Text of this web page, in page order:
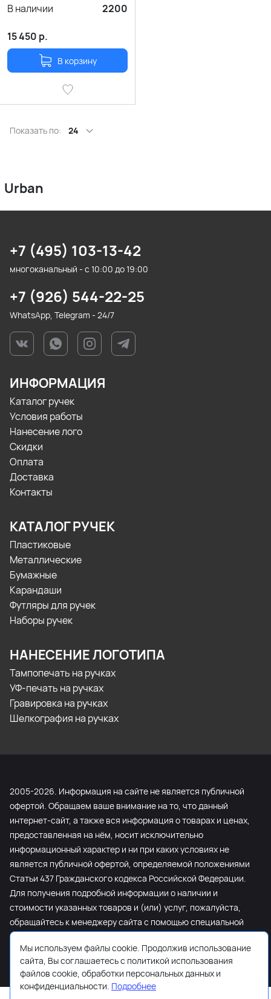
В наличии
2200
15 450 р.
В корзину
Показать по: 24
Urban
+7 (495) 103-13-42
многоканальный - с 10:00 до 19:00
+7 (926) 544-22-25
WhatsApp, Telegram - 24/7
ИНФОРМАЦИЯ
Каталог ручек
Условия работы
Нанесение лого
Скидки
Оплата
Доставка
Контакты
КАТАЛОГ РУЧЕК
Пластиковые
Металлические
Бумажные
Карандаши
Футляры для ручек
Наборы ручек
НАНЕСЕНИЕ ЛОГОТИПА
Тампопечать на ручках
УФ-печать на ручках
Гравировка на ручках
Шелкография на ручках
2005-2026. Информация на сайте не является публичной
офертой. Обращаем ваше внимание на то, что данный
интернет-сайт, а также вся информация о товарах и ценах,
предоставленная на нём, носит исключительно
информационный характер и ни при каких условиях не
является публичной офертой, определяемой положениями
Статьи 437 Гражданского кодекса Российской Федерации.
Для получения подробной информации о наличии и
стоимости указанных товаров и (или) услуг, пожалуйста,
обращайтесь к менеджеру сайта с помощью специальной
формы связи или по телефону +7 (495) 103-13-42.
Мы используем файлы cookie. Продолжив использование
сайта, Вы соглашаетесь с политикой использования
файлов cookie, обработки персональных данных и
конфиденциальности. Подробнее